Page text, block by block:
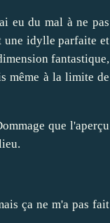
eu du mal à ne pas
une idylle parfaite et
fantastique,
même à la limite de
que l'aperçu
ça ne m'a pas fait